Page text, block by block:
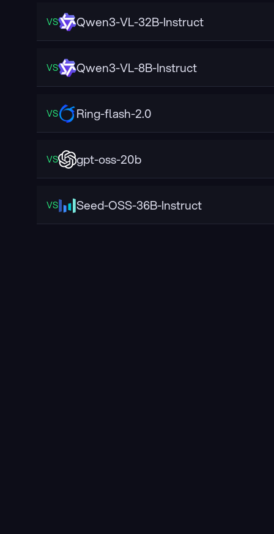
VS Qwen3-VL-32B-Instruct
VS Qwen3-VL-8B-Instruct
VS Ring-flash-2.0
VS gpt-oss-20b
VS Seed-OSS-36B-Instruct